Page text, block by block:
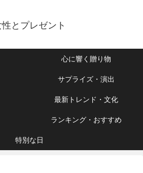
性とプレゼント
心に響く贈り物
サプライズ・演出
最新トレンド・文化
ランキング・おすすめ
特別な日